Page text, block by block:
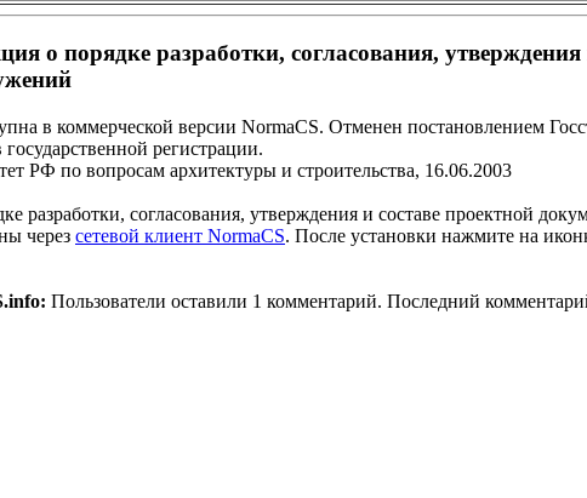
о порядке разработки, согласования, утверждения
в коммерческой версии NormaCS. Отменен постановлением
регистрации.
РФ по вопросам архитектуры и строительства, 16.06.2003
разработки, согласования, утверждения и составе проектной
через сетевой клиент NormaCS. После установки нажмите на
Пользователи оставили 1 комментарий. Последний